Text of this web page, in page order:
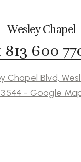
Wesley Chapel
813 600
Chapel Blvd,
- Google